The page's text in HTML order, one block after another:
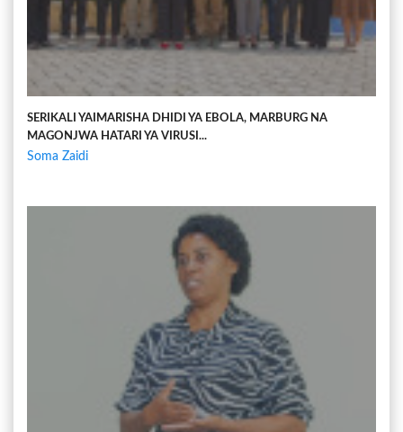
SERIKALI YAIMARISHA DHIDI YA EBOLA, MARBURG NA
MAGONJWA HATARI YA VIRUSI...
Soma Zaidi